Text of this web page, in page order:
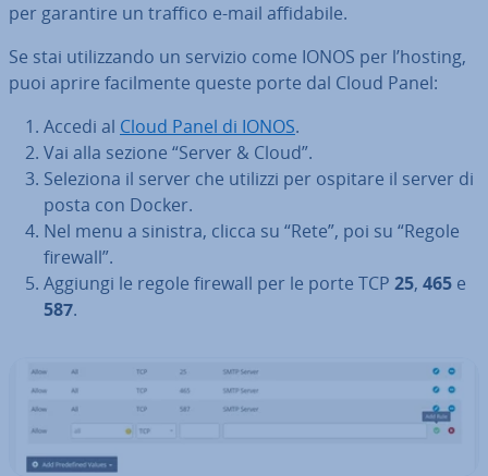
per garantire un traffico e-mail af­fi­da­bi­le.
Se stai uti­liz­zan­do un servizio come IONOS per l’hosting,
puoi aprire fa­cil­men­te queste porte dal Cloud Panel:
Accedi al Cloud Panel di IONOS.
Vai alla sezione “Server & Cloud”.
Seleziona il server che utilizzi per ospitare il server di
posta con Docker.
Nel menu a sinistra, clicca su “Rete”, poi su “Regole
firewall”.
Aggiungi le regole firewall per le porte TCP 25, 465 e
587.